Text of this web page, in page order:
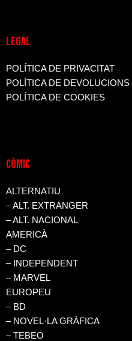
LEGAL
POLÍTICA DE PRIVACITAT
POLÍTICA DE DEVOLUCIONS
POLÍTICA DE COOKIES
CòMIC
ALTERNATIU
– ALT. EXTRANGER
– ALT. NACIONAL
AMERICÀ
– DC
– INDEPENDENT
– MARVEL
EUROPEU
– BD
– NOVEL·LA GRÀFICA
– TEBEO